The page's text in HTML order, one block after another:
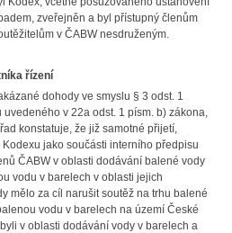
zveřejněn a byl přístupný členům
v ČABW nesdruženým.
řízení
dohody ve smyslu § 3 odst. 1
v 22a odst. 1 písm. b) zákona,
konstatuje, že již samotné přijetí,
jako součásti interního předpisu
ČABW v oblasti dodávání balené vody
vodu v barelech v oblasti jejich
mělo za cíl narušit soutěž na trhu balené
vodu v barelech na území České
v oblasti dodávání vody v barelech a